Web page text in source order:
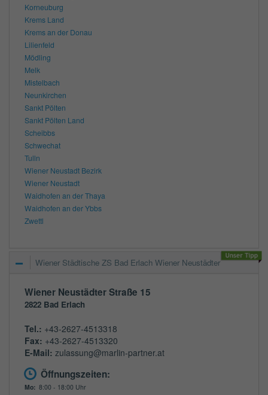
Korneuburg
Krems Land
Krems an der Donau
Lilienfeld
Mödling
Melk
Mistelbach
Neunkirchen
Sankt Pölten
Sankt Pölten Land
Scheibbs
Schwechat
Tulln
Wiener Neustadt Bezirk
Wiener Neustadt
Waidhofen an der Thaya
Waidhofen an der Ybbs
Zwettl
Wiener Städtische ZS Bad Erlach Wiener Neustädter
Wiener Neustädter Straße 15
2822 Bad Erlach
Tel.: +43-2627-4513318
Fax: +43-2627-4513320
E-Mail: zulassung@marlin-partner.at
Öffnungszeiten:
Mo: 8:00 - 18:00 Uhr